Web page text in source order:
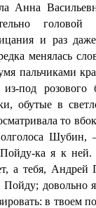
Анна
и раз
менялась
пальчиками
под розового
обутые в
то
Пойду-ка я к ней.
а тебя, Андрей
Пойду; довольно
в твоем